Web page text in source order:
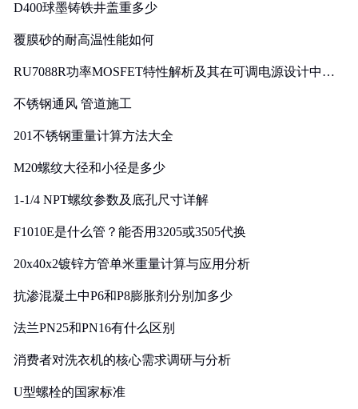
D400球墨铸铁井盖重多少
覆膜砂的耐高温性能如何
RU7088R功率MOSFET特性解析及其在可调电源设计中的
不锈钢通风 管道施工
201不锈钢重量计算方法大全
M20螺纹大径和小径是多少
1-1/4 NPT螺纹参数及底孔尺寸详解
F1010E是什么管？能否用3205或3505代换
20x40x2镀锌方管单米重量计算与应用分析
抗渗混凝土中P6和P8膨胀剂分别加多少
法兰PN25和PN16有什么区别
消费者对洗衣机的核心需求调研与分析
U型螺栓的国家标准